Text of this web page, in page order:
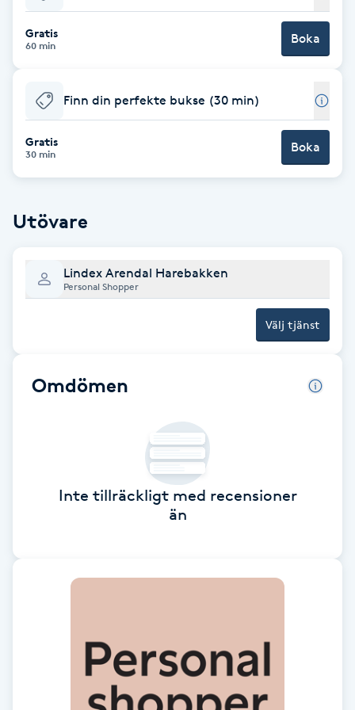
Babylights
Balayage
Bambumassage
Barber
Blowout
Brynformning
Color correction
Gratis
60 min Boka
Finn din perfekte bukse (30 min)
Gratis
30 min Boka
Utövare
Lindex Arendal Harebakken
Personal Shopper
Välj tjänst
Omdömen
Inte tillräckligt med recensioner
än